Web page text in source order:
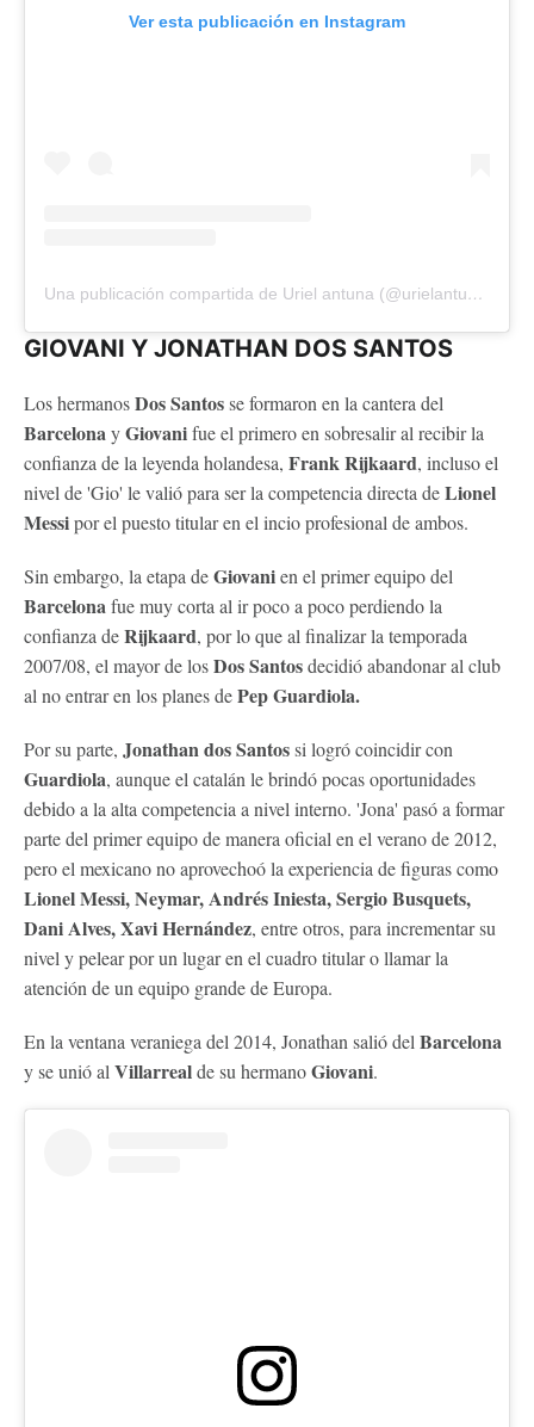
Ver esta publicación en Instagram
Una publicación compartida de Uriel antuna (@urielantuna90)
GIOVANI Y JONATHAN DOS SANTOS
Los hermanosDos Santosse formaron en la cantera del
BarcelonayGiovanifue el primero en sobresalir al recibir la
confianza de la leyenda holandesa, Frank Rijkaard, incluso el
nivel de 'Gio' le valió para ser la competencia directa deLionel
Messipor el puesto titular en el incio profesional de ambos.
Sin embargo, la etapa deGiovanien el primer equipo del
Barcelonafue muy corta al ir poco a poco perdiendo la
confianza deRijkaard, por lo que al finalizar la temporada
2007/08, el mayor de losDos Santosdecidió abandonar al club
al no entrar en los planes dePep Guardiola.
Por su parte, Jonathan dos Santossi logró coincidir con
Guardiola, aunque el catalán le brindó pocas oportunidades
debido a la alta competencia a nivel interno. 'Jona' pasó a formar
parte del primer equipo de manera oficial en el verano de 2012,
pero el mexicano no aprovechoó la experiencia de figuras como
Lionel Messi, Neymar, Andrés Iniesta, Sergio Busquets,
Dani Alves, Xavi Hernández, entre otros, para incrementar su
nivel y pelear por un lugar en el cuadro titular o llamar la
atención de un equipo grande de Europa.
En la ventana veraniega del 2014, Jonathan salió del Barcelona
y se unió al Villarrealde su hermanoGiovani.